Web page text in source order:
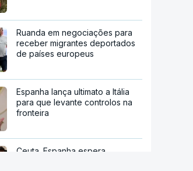
Ruanda em negociações para
receber migrantes deportados
de países europeus
Espanha lança ultimato a Itália
para que levante controlos na
fronteira
Ceuta. Espanha espera